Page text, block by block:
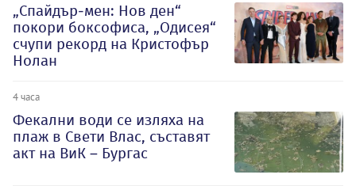
„Спайдър-мен: Нов ден“
покори боксофиса, „Одисея“
счупи рекорд на Кристофър
Нолан
4 часа
Фекални води се изляха на
плаж в Свети Влас, съставят
акт на ВиК – Бургас